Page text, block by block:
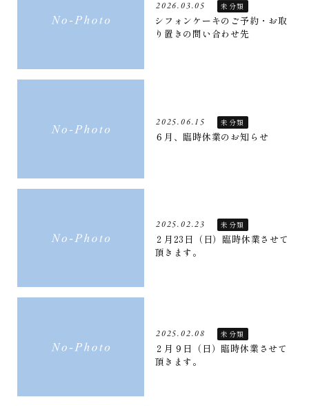
2026.03.05 未分類
シフォンケーキのご予約・お取
り置きの問い合わせ先
2025.06.15 未分類
６月、臨時休業のお知らせ
2025.02.23 未分類
２月23日（日）臨時休業させて
頂きます。
2025.02.08 未分類
２月９日（日）臨時休業させて
頂きます。